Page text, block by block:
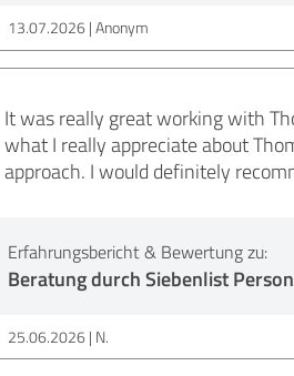
13.07.2026 Anonym
It was really great working with
what I really appreciate about
approach. I would definitely
Erfahrungsbericht & Bewertung zu:
Beratung durch Siebenlist
25.06.2026 N.